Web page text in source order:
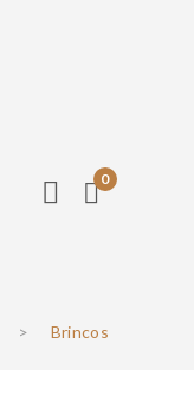
0
> Brincos